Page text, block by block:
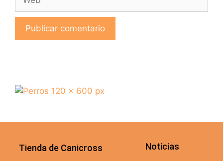
Tienda de Canicross Noticias